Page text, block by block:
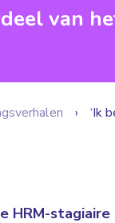
van
‘Ik
HRM-